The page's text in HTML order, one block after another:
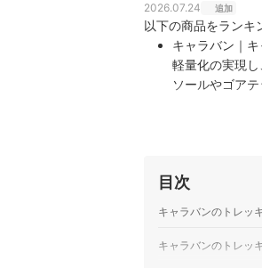
2026.07.24 追加
以下の商品をランキ
キャラバン｜
軽量化の実現
ソールやゴア
目次
キャラバンのトレッ
キャラバンのトレッ